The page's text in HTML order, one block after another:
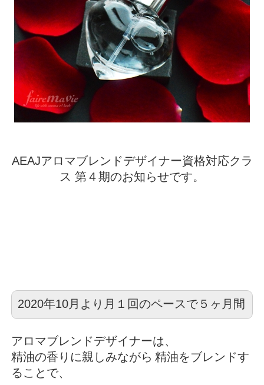
AEAJアロマブレンドデザイナー資格対応クラ
ス 第４期のお知らせです。
2020年10月より月１回のペースで５ヶ月間
アロマブレンドデザイナーは、
精油の香りに親しみながら 精油をブレンドす
ることで、